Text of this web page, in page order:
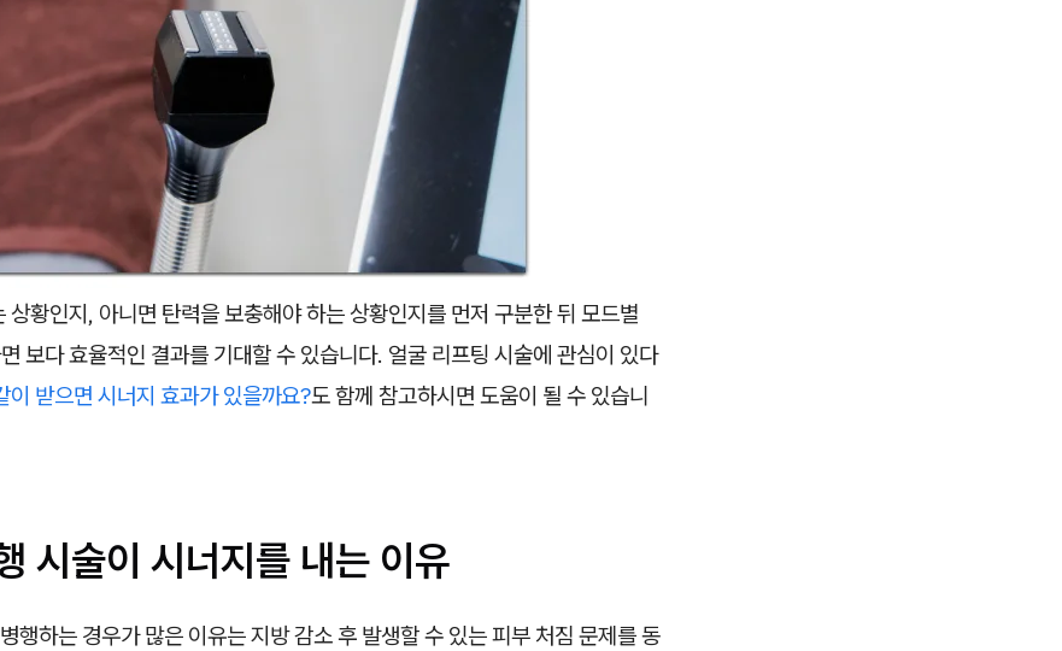
상황인지, 아니면 탄력을 보충해야 하는 상황인지를 먼저 구분한 뒤 모드별
보다 효율적인 결과를 기대할 수 있습니다. 얼굴 리프팅 시술에 관심이 있다
이 받으면 시너지 효과가 있을까요?도 함께 참고하시면 도움이 될 수 있습니
시술이 시너지를 내는 이유
행하는 경우가 많은 이유는 지방 감소 후 발생할 수 있는 피부 처짐 문제를 동